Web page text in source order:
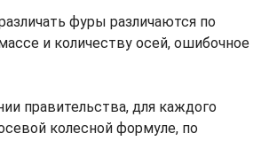
фуры различаются по
и количеству осей, ошибочное
правительства, для каждого
колесной формуле, по